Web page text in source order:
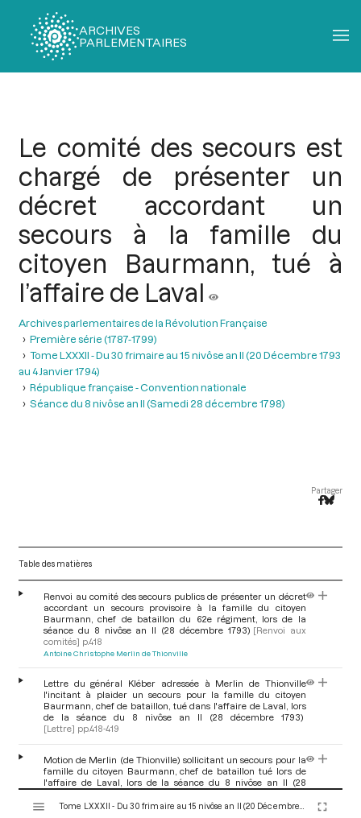
ARCHIVES
PARLEMENTAIRES
Le comité des secours est
chargé de présenter un
décret accordant un
secours à la famille du
citoyen Baurmann, tué à
l’affaire de Laval
Archives parlementaires de la Révolution Française
Première série (1787-1799)
Tome LXXXII - Du 30 frimaire au 15 nivôse an II (20 Décembre 1793
au 4 Janvier 1794)
République française - Convention nationale
Séance du 8 nivôse an II (Samedi 28 décembre 1798)
Partager
Table des matières
Renvoi au comité des secours publics de présenter un décret
accordant un secours provisoire à la famille du citoyen
Baurmann, chef de bataillon du 62e régiment, lors de la
séance du 8 nivôse an II (28 décembre 1793) [Renvoi aux
comités] p.418
Antoine Christophe Merlin de Thionville
Lettre du général Kléber adressée à Merlin de Thionville
l'incitant à plaider un secours pour la famille du citoyen
Baurmann, chef de bataillon, tué dans l'affaire de Laval, lors
de la séance du 8 nivôse an II (28 décembre 1793)
[Lettre] pp.418-419
Motion de Merlin (de Thionville) sollicitant un secours pour la
famille du citoyen Baurmann, chef de bataillon tué lors de
l'affaire de Laval, lors de la séance du 8 nivôse an II (28
décembre 1793) [Motion et motion d'ordre] p.419
Antoine Christophe Merlin de Thionville